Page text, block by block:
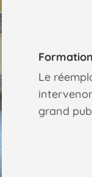
Formation
Le
grand